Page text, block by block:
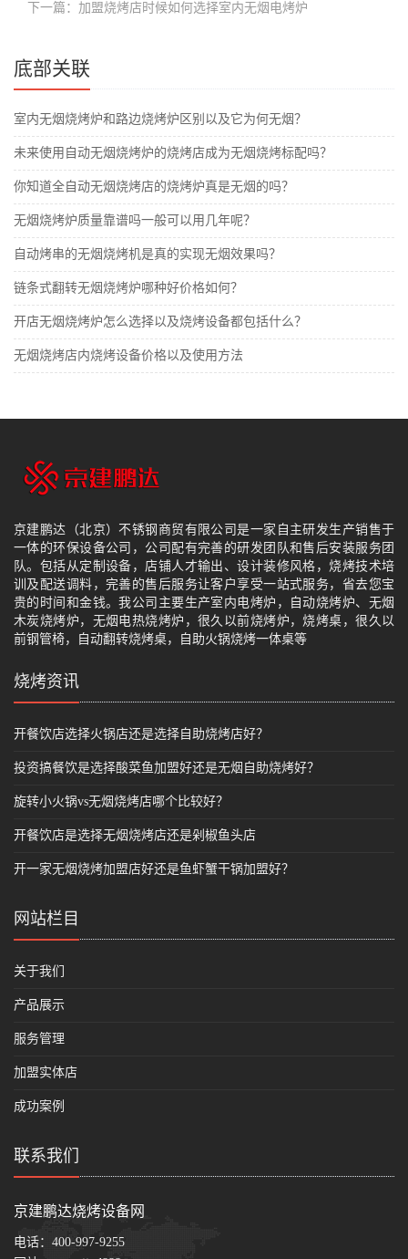
下一篇：加盟烧烤店时候如何选择室内无烟电烤炉
底部关联
室内无烟烧烤炉和路边烧烤炉区别以及它为何无烟？
未来使用自动无烟烧烤炉的烧烤店成为无烟烧烤标配吗？
你知道全自动无烟烧烤店的烧烤炉真是无烟的吗？
无烟烧烤炉质量靠谱吗一般可以用几年呢？
自动烤串的无烟烧烤机是真的实现无烟效果吗？
​链条式翻转无烟烧烤炉哪种好价格如何？
开店无烟烧烤炉怎么选择以及烧烤设备都包括什么？
无烟烧烤店内烧烤设备价格以及使用方法
京建鹏达（北京）不锈钢商贸有限公司是一家自主研发生产销售于
一体的环保设备公司，公司配有完善的研发团队和售后安装服务团
队。包括从定制设备，店铺人才输出、设计装修风格，烧烤技术培
训及配送调料，完善的售后服务让客户享受一站式服务，省去您宝
贵的时间和金钱。我公司主要生产室内电烤炉，自动烧烤炉、无烟
木炭烧烤炉，无烟电热烧烤炉，很久以前烧烤炉，烧烤桌，很久以
前钢管椅，自动翻转烧烤桌，自助火锅烧烤一体桌等
烧烤资讯
开餐饮店选择火锅店还是选择自助烧烤店好？
投资搞餐饮是选择酸菜鱼加盟好还是无烟自助烧烤好？
旋转小火锅vs无烟烧烤店哪个比较好？
开餐饮店是选择无烟烧烤店还是剁椒鱼头店
开一家无烟烧烤加盟店好还是鱼虾蟹干锅加盟好？
网站栏目
关于我们
产品展示
服务管理
加盟实体店
成功案例
联系我们
京建鹏达烧烤设备网
电话： 400-997-9255